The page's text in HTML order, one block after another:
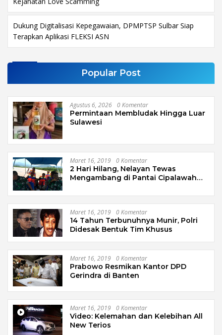
Dukung Digitalisasi Kepegawaian, DPMPTSP Sulbar Siap
Terapkan Aplikasi FLEKSI ASN
Popular Post
Agustus 6, 2026 0 Komentar
Permintaan Membludak Hingga Luar
Sulawesi
Maret 16, 2019 0 Komentar
2 Hari Hilang, Nelayan Tewas
Mengambang di Pantai Cipalawah
Maret 16, 2019 0 Komentar
14 Tahun Terbunuhnya Munir, Polri
Didesak Bentuk Tim Khusus
Maret 16, 2019 0 Komentar
Prabowo Resmikan Kantor DPD
Gerindra di Banten
Maret 16, 2019 0 Komentar
Video: Kelemahan dan Kelebihan All
New Terios